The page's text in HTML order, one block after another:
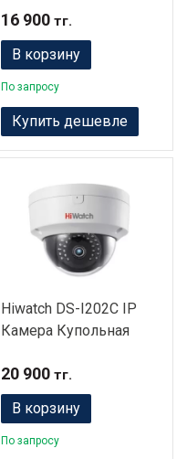
16 900тг.
В корзину
По запросу
Купить дешевле
Hiwatch DS-I202C IP
Камера Купольная
20 900тг.
В корзину
По запросу